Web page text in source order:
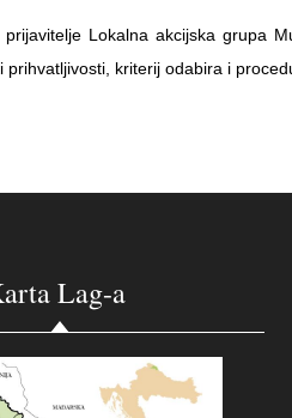
prijavitelje Lokalna akcijska grupa
prihvatljivosti, kriterij odabira i
Lag-a